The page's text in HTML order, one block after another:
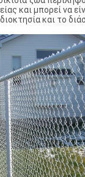
και μπορεί να
και το